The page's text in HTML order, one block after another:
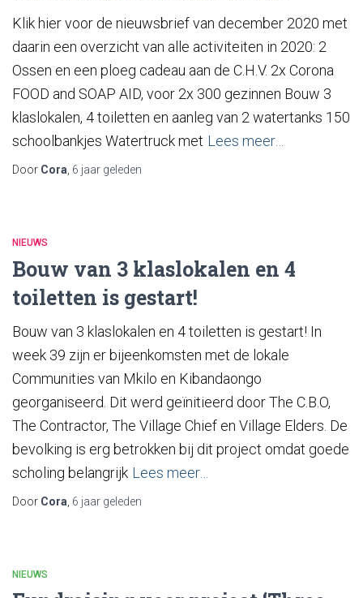
Klik hier voor de nieuwsbrief van december 2020 met
daarin een overzicht van alle activiteiten in 2020: 2
Ossen en een ploeg cadeau aan de C.H.V. 2x Corona
FOOD and SOAP AID, voor 2x 300 gezinnen Bouw 3
klaslokalen, 4 toiletten en aanleg van 2 watertanks 150
schoolbankjes Watertruck met Lees meer…
Door Cora 6 jaar geleden
NIEUWS
Bouw van 3 klaslokalen en 4
toiletten is gestart!
Bouw van 3 klaslokalen en 4 toiletten is gestart! In
week 39 zijn er bijeenkomsten met de lokale
Communities van Mkilo en Kibandaongo
georganiseerd. Dit werd geïnitieerd door The C.B.O,
The Contractor, The Village Chief en Village Elders. De
bevolking is erg betrokken bij dit project omdat goede
scholing belangrijk Lees meer…
Door Cora 6 jaar geleden
NIEUWS